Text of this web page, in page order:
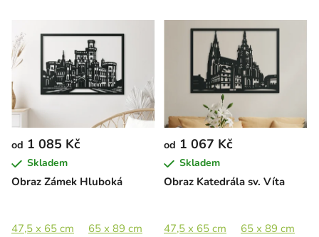
Obraz Zámek Hluboká
od 1 085 Kč
Skladem
47,5 x 65 cm 65 x 89 cm 89 x 122 cm
Obraz Katedrála sv. Víta
od 1 067 Kč
Skladem
47,5 x 65 cm 65 x 89 cm